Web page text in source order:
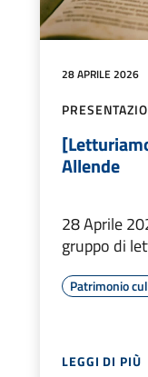
28 APRILE 2026
Allende
28 Aprile
gruppo di
Patrimonio
LEGGI DI PIÙ